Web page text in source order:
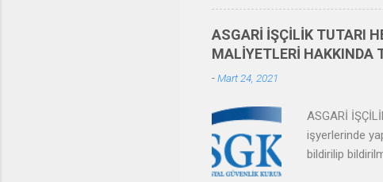
dul ve yetimleriyle, malül ve
korunmalarını ve toplum
sağlanacak diğer haklar ve
ASGARİ İŞÇİLİK TUTARI
MALİYETLERİ HAKKINDA
-Mart 24, 2021
ASGARİ
işyerlerinde
bildirilip